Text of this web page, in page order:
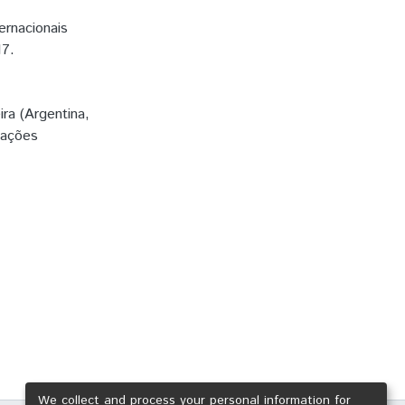
(Argentina,
We collect and process your personal information for